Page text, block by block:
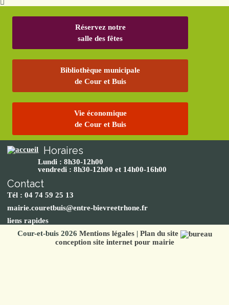
Réservez notre
salle des fêtes
Bibliothèque municipale
de Cour et Buis
Vie économique
de Cour et Buis
Horaires
Lundi : 8h30-12h00
vendredi : 8h30-12h00 et 14h00-16h00
Contact
Tél : 04 74 59 25 13
mairie.couretbuis@entre-bievreetrhone.fr
liens rapides
Cour-et-buis 2026 Mentions légales| Plan du site
conception site internet pour mairie